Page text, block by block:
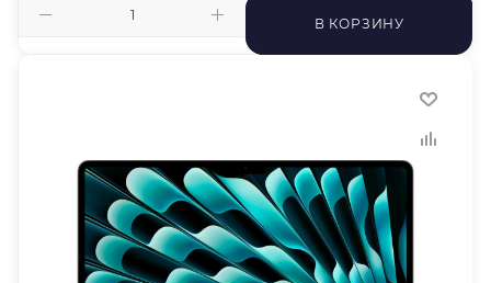
В КОРЗИНУ